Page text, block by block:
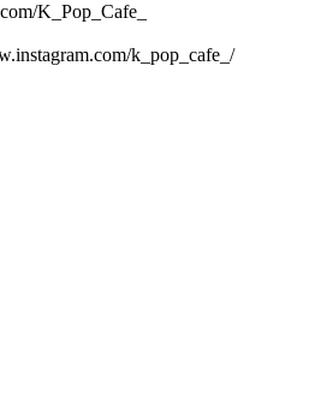
K_Pop_Cafe_
k_pop_cafe_/